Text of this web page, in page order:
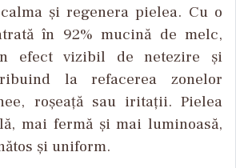
și regenera pielea. Cu o
în 92% mucină de melc,
efect vizibil de netezire și
la refacerea zonelor
roșeață sau iritații. Pielea
mai fermă și mai luminoasă,
și uniform.